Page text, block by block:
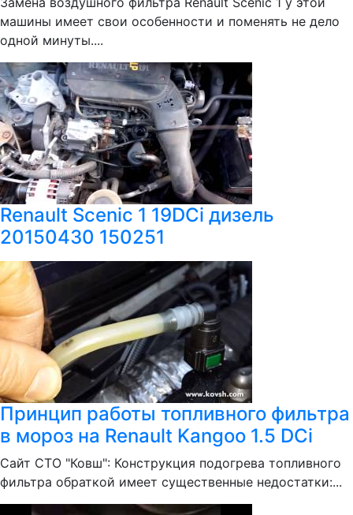
машины имеет свои особенности и поменять не дело
одной минуты....
Renault Scenic 1 19DCi дизель
20150430 150251
Принцип работы топливного фильтра
в мороз на Renault Kangoo 1.5 DCi
Сайт СТО "Ковш": Конструкция подогрева топливного
фильтра обраткой имеет существенные недостатки:...